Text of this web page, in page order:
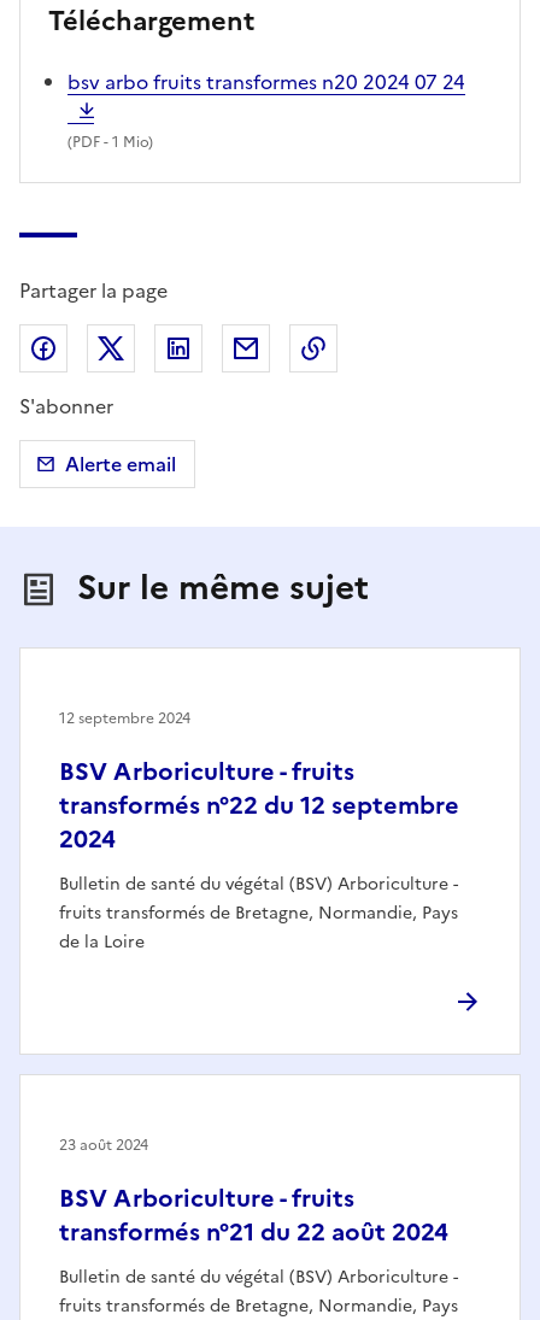
Téléchargement
bsv arbo fruits transformes n20 2024 07 24
(PDF- 1 Mio)
Partager la page
Partager sur Facebook
Partager sur X (anciennement Twitter)
Partager sur LinkedIn
Partager par email
S'abonner
Alerte email
Sur le même sujet
BSV Arboriculture - fruits
transformés n°22 du 12 septembre
2024
Bulletin de santé du végétal (BSV) Arboriculture -
fruits transformés de Bretagne, Normandie, Pays
de la Loire
12 septembre 2024
BSV Arboriculture - fruits
transformés n°21 du 22 août 2024
Bulletin de santé du végétal (BSV) Arboriculture -
fruits transformés de Bretagne, Normandie, Pays
23 août 2024